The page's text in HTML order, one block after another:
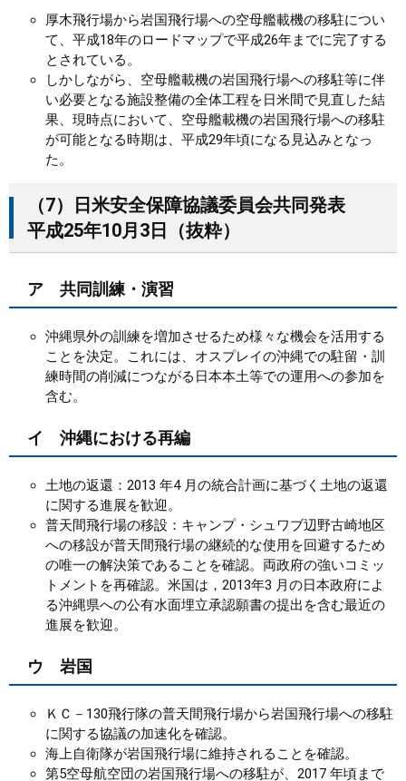
厚木飛行場から岩国飛行場への空母艦載機の移駐につい
て、平成18年のロードマップで平成26年までに完了する
とされている。
しかしながら、空母艦載機の岩国飛行場への移駐等に伴
い必要となる施設整備の全体工程を日米間で見直した結
果、現時点において、空母艦載機の岩国飛行場への移駐
が可能となる時期は、平成29年頃になる見込みとなっ
た。
（7）日米安全保障協議委員会共同発表
平成25年10月3日（抜粋）
ア 共同訓練・演習
沖縄県外の訓練を増加させるため様々な機会を活用する
ことを決定。これには、オスプレイの沖縄での駐留・訓
練時間の削減につながる日本本土等での運用への参加を
含む。
イ 沖縄における再編
土地の返還：2013 年4 月の統合計画に基づく土地の返還
に関する進展を歓迎。
普天間飛行場の移設：キャンプ・シュワブ辺野古崎地区
への移設が普天間飛行場の継続的な使用を回避するため
の唯一の解決策であることを確認。両政府の強いコミッ
トメントを再確認。米国は，2013年3 月の日本政府によ
る沖縄県への公有水面埋立承認願書の提出を含む最近の
進展を歓迎。
ウ 岩国
ＫＣ－130飛行隊の普天間飛行場から岩国飛行場への移駐
に関する協議の加速化を確認。
海上自衛隊が岩国飛行場に維持されることを確認。
第5空母航空団の岩国飛行場への移駐が、2017 年頃まで